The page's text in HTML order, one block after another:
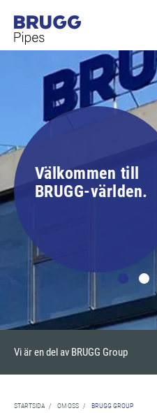
Välkommen till
BRUGG-världen.
Vi är en del av BRUGG Group
STARTSIDA / OM OSS / BRUGG GROUP